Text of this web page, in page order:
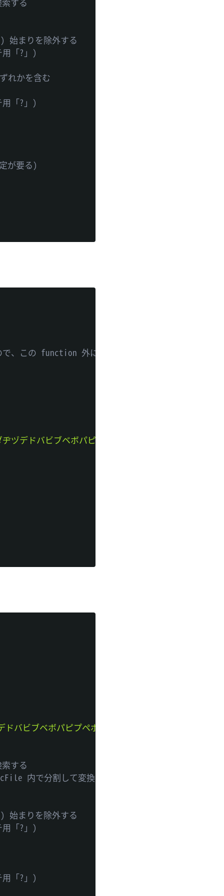
まりを除外する
「?」)
れかを含む
「?」)
が要る)
、この function 外にコードを記述してはならない
ヅデドバビブベボパピプペポヴ'
バビブベボパピプペポヴ'
する
内で分割して変換している
まりを除外する
「?」)
「?」)